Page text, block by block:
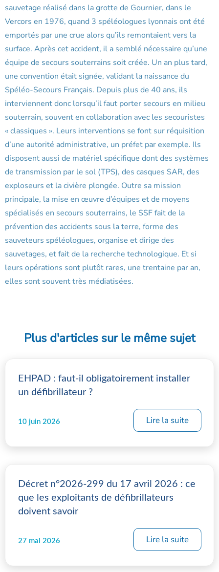
sauvetage réalisé dans la grotte de Gournier, dans le
Vercors en 1976, quand 3 spéléologues lyonnais ont été
emportés par une crue alors qu’ils remontaient vers la
surface. Après cet accident, il a semblé nécessaire qu’une
équipe de secours souterrains soit créée. Un an plus tard,
une convention était signée, validant la naissance du
Spéléo-Secours Français. Depuis plus de 40 ans, ils
interviennent donc lorsqu’il faut porter secours en milieu
souterrain, souvent en collaboration avec les secouristes
« classiques ». Leurs interventions se font sur réquisition
d’une autorité administrative, un préfet par exemple. Ils
disposent aussi de matériel spécifique dont des systèmes
de transmission par le sol (TPS), des casques SAR, des
exploseurs et la civière plongée. Outre sa mission
principale, la mise en œuvre d’équipes et de moyens
spécialisés en secours souterrains, le SSF fait de la
prévention des accidents sous la terre, forme des
sauveteurs spéléologues, organise et dirige des
sauvetages, et fait de la recherche technologique. Et si
leurs opérations sont plutôt rares, une trentaine par an,
elles sont souvent très médiatisées.
Plus d'articles sur le même sujet
EHPAD : faut-il obligatoirement installer
un défibrillateur ?
10 juin 2026 Lire la suite
Décret n°2026-299 du 17 avril 2026 : ce
que les exploitants de défibrillateurs
doivent savoir
27 mai 2026 Lire la suite